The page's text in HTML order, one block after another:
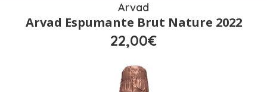
Arvad
Arvad Espumante Brut Nature 2022
22,00€